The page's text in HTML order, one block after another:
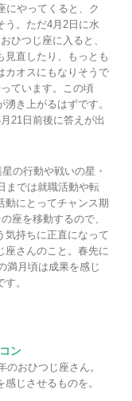
にやってくると、ク
う。ただ4月2日に水
ひつじ座に入ると、
見直したり、もっとも
カオスにもなりそうで
ています。この頃
き上がるはずです。
21日前後に答えが出
の行動や戦いの星・
までは就職活動や転
動にとってチャンス期
座を移動するので、
気持ちに正直になって
座さんのこと。春先に
満月頃は成果を感じ
。
ン
おひつじ座さん。
じさせるものを。